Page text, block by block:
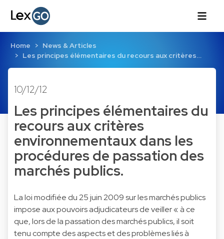
Home
News & Articles
Les principes élémentaires du recours aux critères…
10/12/12
Les principes élémentaires du
recours aux critères
environnementaux dans les
procédures de passation des
marchés publics.
La loi modifiée du 25 juin 2009 sur les marchés publics
impose aux pouvoirs adjudicateurs de veiller « à ce
que, lors de la passation des marchés publics, il soit
tenu compte des aspects et des problèmes liés à